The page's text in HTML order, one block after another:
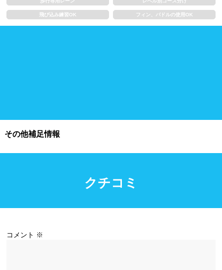
飛び込み練習OK フィン、パドルの使用OK
その他補足情報
クチコミ
コメント ※